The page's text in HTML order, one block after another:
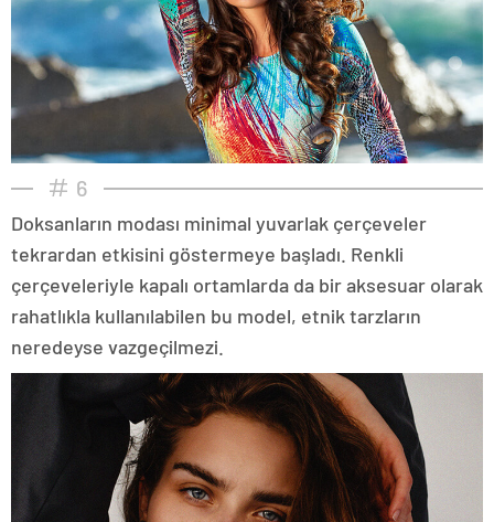
6
Doksanların modası minimal yuvarlak çerçeveler
tekrardan etkisini göstermeye başladı. Renkli
çerçeveleriyle kapalı ortamlarda da bir aksesuar olarak
rahatlıkla kullanılabilen bu model, etnik tarzların
neredeyse vazgeçilmezi.